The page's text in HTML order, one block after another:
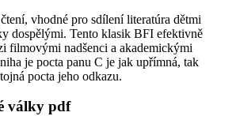
vhodné pro sdílení literatúra dětmi
dospělými. Tento klasik BFI efektivně
filmovými nadšenci a akademickými
je pocta panu C je jak upřímná, tak
pocta jeho odkazu.
války pdf